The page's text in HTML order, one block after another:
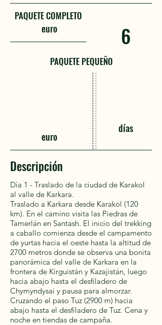
PAQUETE COMPLETO
euro 6
PAQUETE PEQUEÑO
euro
días
Descripción
Día 1 - Traslado de la ciudad de Karakol
al valle de Karkara.
Traslado a Karkara desde Karakol (120
km). En el camino visita las Piedras de
Tamerlán en Santash. El inicio del trekking
a caballo comienza desde el campamento
de yurtas hacia el oeste hasta la altitud de
2700 metros donde se observa una bonita
panorámica del valle de Karkara en la
frontera de Kirguistán y Kazajistán, luego
hacia abajo hasta el desfiladero de
Chymyndysai y pausa para almorzar.
Cruzando el paso Tuz (2900 m) hacia
abajo hasta el desfiladero de Tuz. Cena y
noche en tiendas de campaña.